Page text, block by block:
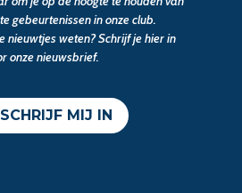
gebeurtenissen in onze club.
nieuwtjes weten? Schrijf je hier in
onze nieuwsbrief.
MIJ IN